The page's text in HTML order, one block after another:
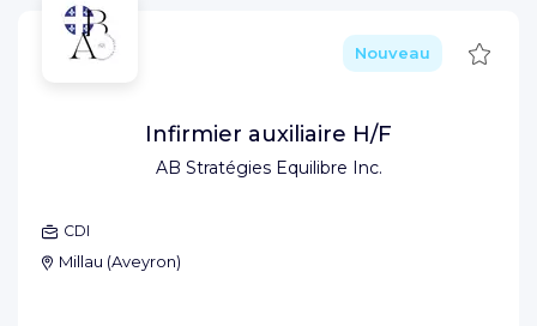
AB Stratégies Equilibre Inc.
Nouveau
Infirmier auxiliaire H/F
CDI
Millau (Aveyron)